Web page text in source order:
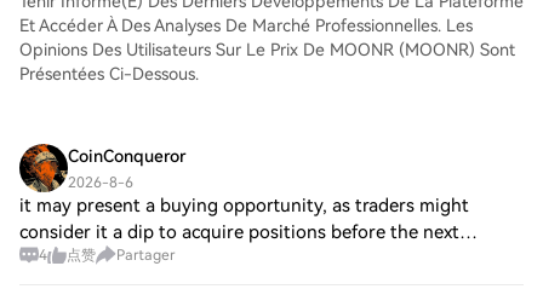
Et Accéder À Des Analyses De Marché Professionnelles. Les
Opinions Des Utilisateurs Sur Le Prix De MOONR (MOONR) Sont
Présentées Ci-Dessous.
CoinConqueror
2026-8-6
it may present a buying opportunity, as traders might
consider it a dip to acquire positions before the next
upward swing. Resistance Levels: The recent high of
4 点赞 Partager